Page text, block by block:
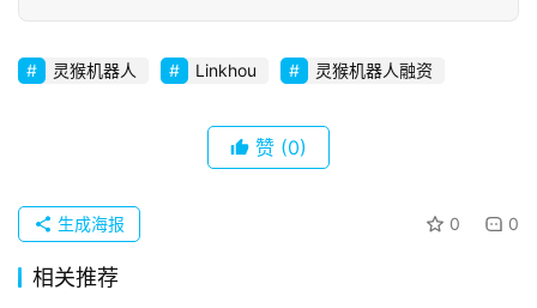
购
登录
投稿
灵猴机器人 Linkhou 灵猴机器人融资
赞 (0)
0 0
生成海报
相关推荐